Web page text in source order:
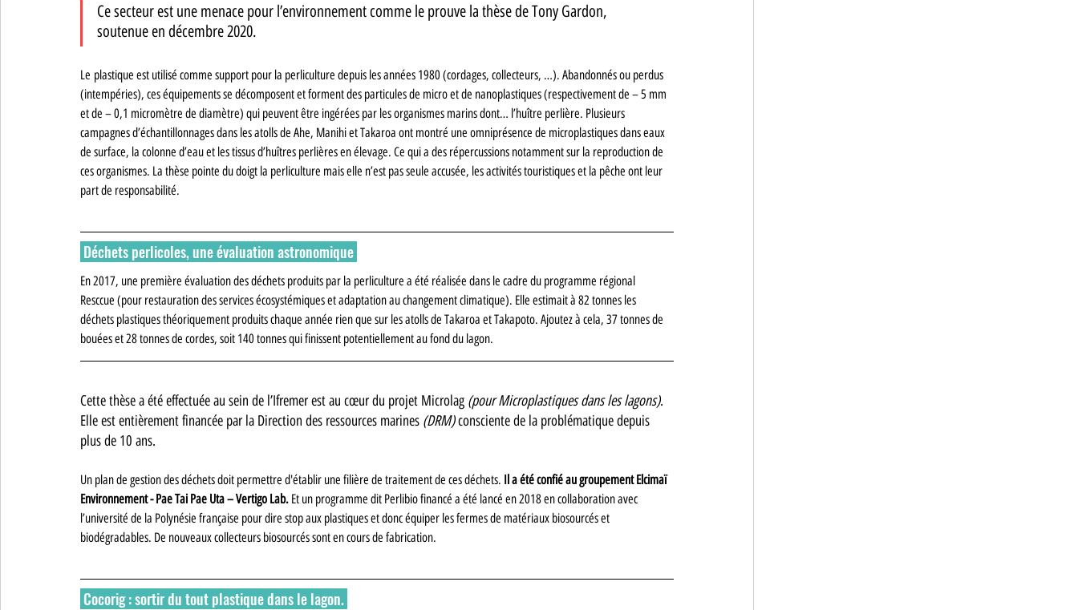
Ce secteur est une menace pour l’environnement comme le prouve la thèse de Tony Gardon,
soutenue en décembre 2020.
Le plastique est utilisé comme support pour la perliculture depuis les années 1980 (cordages, collecteurs, …). Abandonnés ou perdus
(intempéries), ces équipements se décomposent et forment des particules de micro et de nanoplastiques (respectivement de – 5 mm
et de – 0,1 micromètre de diamètre) qui peuvent être ingérées par les organismes marins dont… l’huître perlière. Plusieurs
campagnes d’échantillonnages dans les atolls de Ahe, Manihi et Takaroa ont montré une omniprésence de microplastiques dans eaux
de surface, la colonne d’eau et les tissus d’huîtres perlières en élevage. Ce qui a des répercussions notamment sur la reproduction de
ces organismes. La thèse pointe du doigt la perliculture mais elle n’est pas seule accusée, les activités touristiques et la pêche ont leur
part de responsabilité.
Déchets perlicoles, une évaluation astronomique
En 2017, une première évaluation des déchets produits par la perliculture a été réalisée dans le cadre du programme régional
Resccue (pour restauration des services écosystémiques et adaptation au changement climatique). Elle estimait à 82 tonnes les
déchets plastiques théoriquement produits chaque année rien que sur les atolls de Takaroa et Takapoto. Ajoutez à cela, 37 tonnes de
bouées et 28 tonnes de cordes, soit 140 tonnes qui finissent potentiellement au fond du lagon.
Cette thèse a été effectuée au sein de l’Ifremer est au cœur du projet Microlag (pour Microplastiques dans les lagons).
Elle est entièrement financée par la Direction des ressources marines (DRM) consciente de la problématique depuis
plus de 10 ans.
Un plan de gestion des déchets doit permettre d'établir une filière de traitement de ces déchets. Il a été confié au groupement Elcimaï
Environnement - Pae Tai Pae Uta – Vertigo Lab. Et un programme dit Perlibio financé a été lancé en 2018 en collaboration avec
l’université de la Polynésie française pour dire stop aux plastiques et donc équiper les fermes de matériaux biosourcés et
biodégradables. De nouveaux collecteurs biosourcés sont en cours de fabrication.
Cocorig : sortir du tout plastique dans le lagon.